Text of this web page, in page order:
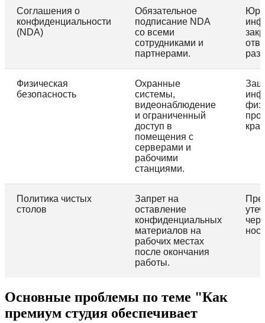
Соглашения о
конфиденциальности
(NDA)
Обязательное
подписание NDA
со всеми
сотрудниками и
партнерами.
Физическая
безопасность
Охранные
системы,
видеонаблюдение
и ограниченный
доступ в
помещения с
серверами и
рабочими
станциями.
Политика чистых
столов
Запрет на
оставление
конфиденциальных
материалов на
рабочих местах
после окончания
работы.
Основные проблемы по теме "Как
премиум студия обеспечивает